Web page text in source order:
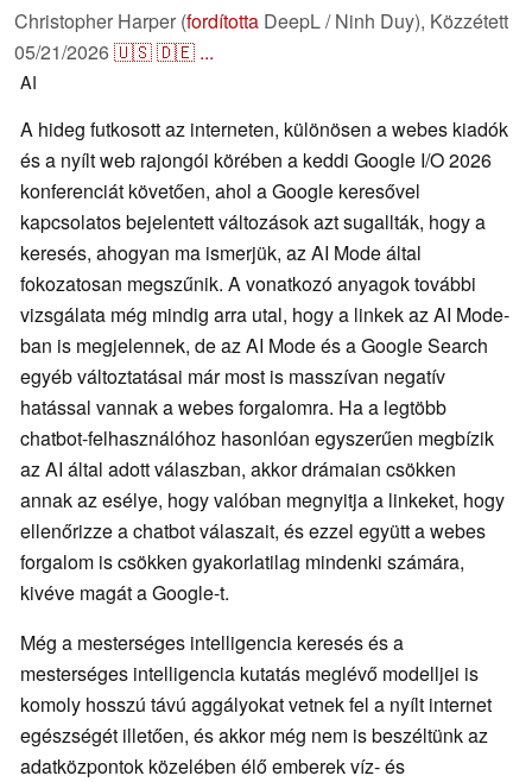
Christopher Harper (fordította DeepL / Ninh Duy), Közzétett
05/21/2026🇺🇸🇩🇪 ...
AI
A hideg futkosott az interneten, különösen a webes kiadók
és a nyílt web rajongói körében a keddi Google I/O 2026
konferenciát követően, ahol a Google keresővel
kapcsolatos bejelentett változások azt sugallták, hogy a
keresés, ahogyan ma ismerjük, az AI Mode által
fokozatosan megszűnik. A vonatkozó anyagok további
vizsgálata még mindig arra utal, hogy a linkek az AI Mode-
ban is megjelennek, de az AI Mode és a Google Search
egyéb változtatásai már most is masszívan negatív
hatással vannak a webes forgalomra. Ha a legtöbb
chatbot-felhasználóhoz hasonlóan egyszerűen megbízik
az AI által adott válaszban, akkor drámaian csökken
annak az esélye, hogy valóban megnyitja a linkeket, hogy
ellenőrizze a chatbot válaszait, és ezzel együtt a webes
forgalom is csökken gyakorlatilag mindenki számára,
kivéve magát a Google-t.
Még a mesterséges intelligencia keresés és a
mesterséges intelligencia kutatás meglévő modelljei is
komoly hosszú távú aggályokat vetnek fel a nyílt internet
egészségét illetően, és akkor még nem is beszéltünk az
adatközpontok közelében élő emberek víz- és